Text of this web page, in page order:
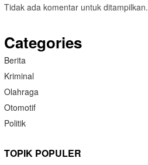
Tidak ada komentar untuk ditampilkan.
Categories
Berita
Kriminal
Olahraga
Otomotif
Politik
TOPIK POPULER